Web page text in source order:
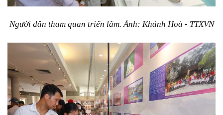
Người dân tham quan triển lãm. Ảnh: Khánh Hoà - TTXVN